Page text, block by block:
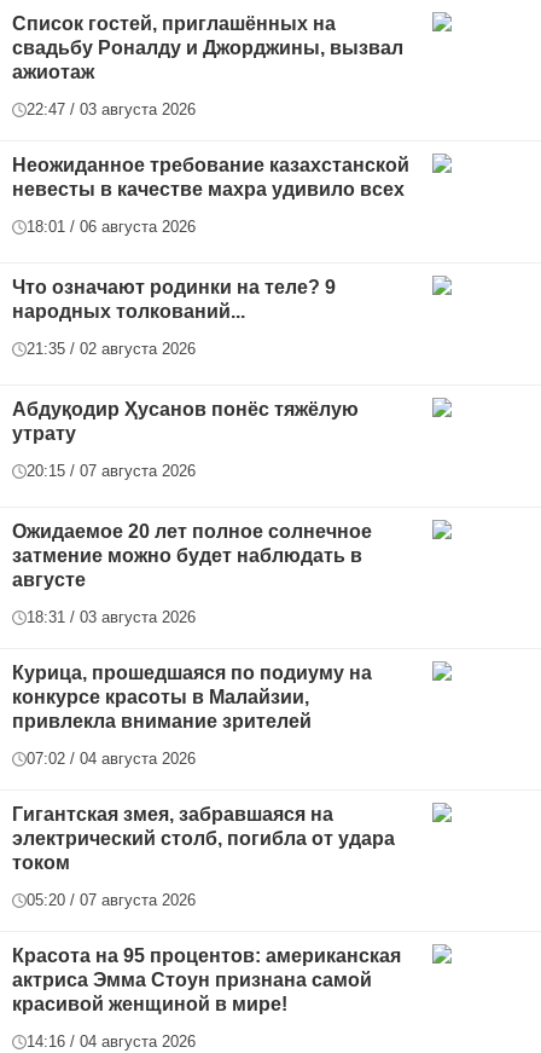
Список гостей, приглашённых на
свадьбу Роналду и Джорджины, вызвал
ажиотаж
22:47 / 03 августа 2026
Неожиданное требование казахстанской
невесты в качестве махра удивило всех
18:01 / 06 августа 2026
Что означают родинки на теле? 9
народных толкований...
21:35 / 02 августа 2026
Абдуқодир Ҳусанов понёс тяжёлую
утрату
20:15 / 07 августа 2026
Ожидаемое 20 лет полное солнечное
затмение можно будет наблюдать в
августе
18:31 / 03 августа 2026
Курица, прошедшаяся по подиуму на
конкурсе красоты в Малайзии,
привлекла внимание зрителей
07:02 / 04 августа 2026
Гигантская змея, забравшаяся на
электрический столб, погибла от удара
током
05:20 / 07 августа 2026
Красота на 95 процентов: американская
актриса Эмма Стоун признана самой
красивой женщиной в мире!
14:16 / 04 августа 2026